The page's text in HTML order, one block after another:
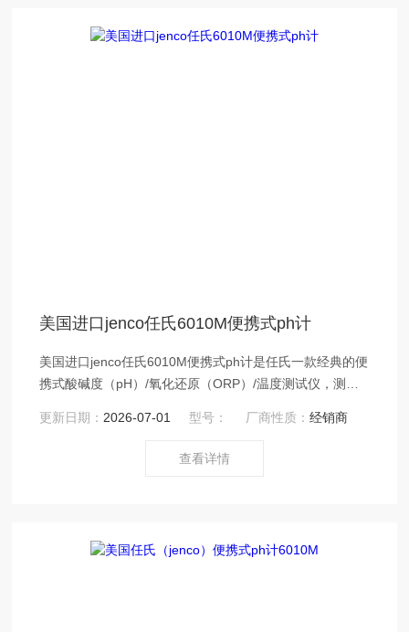
美国进口jenco任氏6010M便携式ph计
美国进口jenco任氏6010M便携式ph计是任氏一款经典的便
携式酸碱度（pH）/氧化还原（ORP）/温度测试仪，测试
组数据，具备自动关机功能，设备价格实惠性价比高。
更新日期： 2026-07-01 型号： 厂商性质：经销商
查看详情